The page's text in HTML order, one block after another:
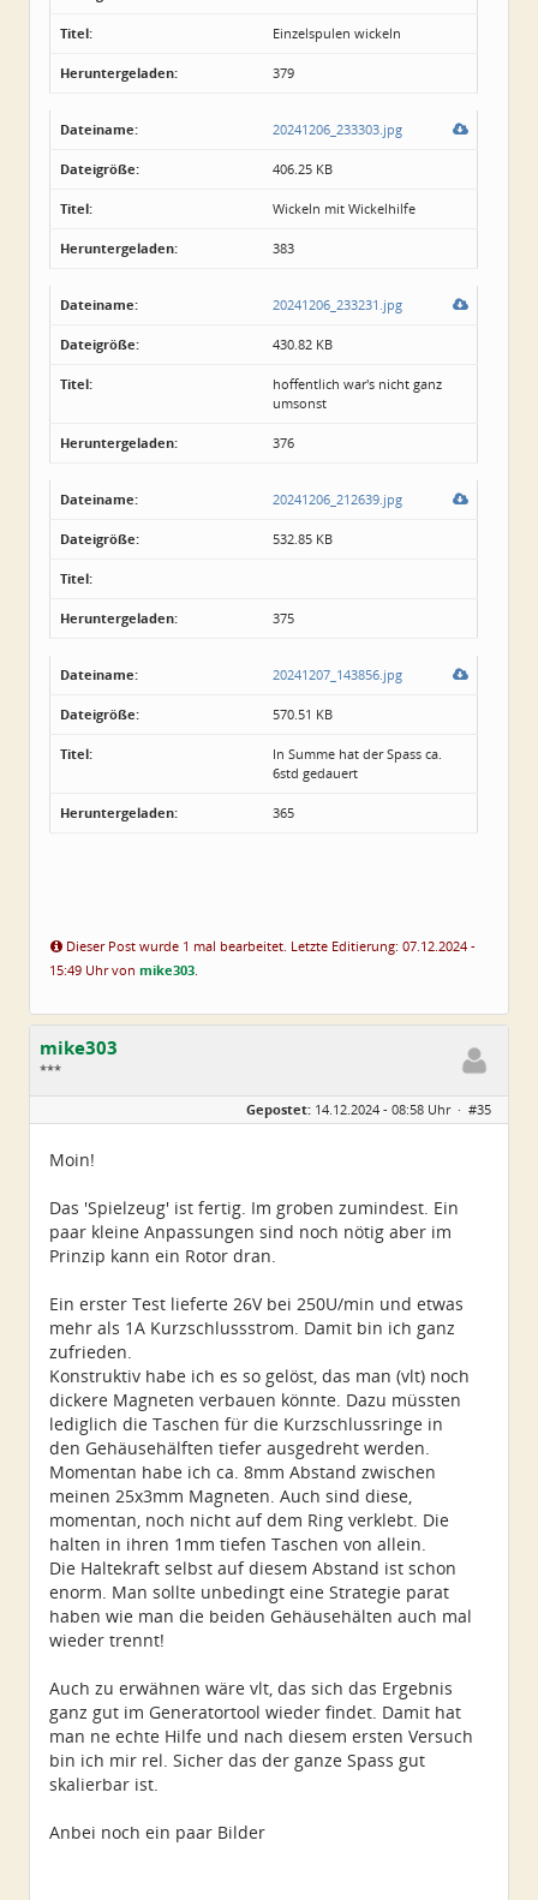
Titel: Einzelspulen wickeln
Heruntergeladen: 379
Dateiname: 20241206_233303.jpg
Dateigröße: 406.25 KB
Titel: Wickeln mit Wickelhilfe
Heruntergeladen: 383
Dateiname: 20241206_233231.jpg
Dateigröße: 430.82 KB
Titel:
hoffentlich war's nicht ganz
umsonst
Heruntergeladen: 376
Dateiname: 20241206_212639.jpg
Dateigröße: 532.85 KB
Titel:
Heruntergeladen: 375
Dateiname: 20241207_143856.jpg
Dateigröße: 570.51 KB
Titel:
In Summe hat der Spass ca.
6std gedauert
Heruntergeladen: 365
Dieser Post wurde 1 mal bearbeitet. Letzte Editierung: 07.12.2024 -
15:49 Uhr von mike303
mike303
***
Geschlecht:
Alter:
47
Dabei seit:
Gepostet: 14.12.2024 - 08:58 Uhr · #35
Moin!
Das 'Spielzeug' ist fertig. Im groben zumindest. Ein
paar kleine Anpassungen sind noch nötig aber im
Prinzip kann ein Rotor dran.
Ein erster Test lieferte 26V bei 250U/min und etwas
mehr als 1A Kurzschlussstrom. Damit bin ich ganz
zufrieden.
Konstruktiv habe ich es so gelöst, das man (vlt) noch
dickere Magneten verbauen könnte. Dazu müssten
lediglich die Taschen für die Kurzschlussringe in
den Gehäusehälften tiefer ausgedreht werden.
Momentan habe ich ca. 8mm Abstand zwischen
meinen 25x3mm Magneten. Auch sind diese,
momentan, noch nicht auf dem Ring verklebt. Die
halten in ihren 1mm tiefen Taschen von allein.
Die Haltekraft selbst auf diesem Abstand ist schon
enorm. Man sollte unbedingt eine Strategie parat
haben wie man die beiden Gehäusehälten auch mal
wieder trennt!
Auch zu erwähnen wäre vlt, das sich das Ergebnis
ganz gut im Generatortool wieder findet. Damit hat
man ne echte Hilfe und nach diesem ersten Versuch
bin ich mir rel. Sicher das der ganze Spass gut
skalierbar ist.
Anbei noch ein paar Bilder